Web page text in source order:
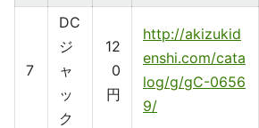
7
DC
ジ
ャ
ッ
ク
12
0
円
http://akizukid
enshi.com/cata
log/g/gC-0656
9/